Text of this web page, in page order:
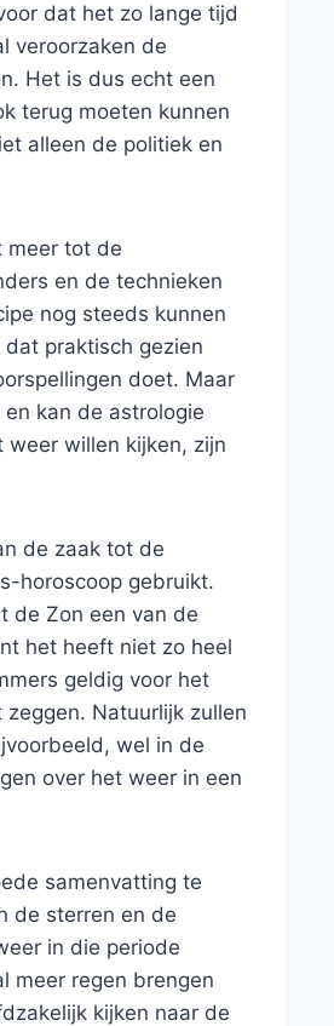
dat het zo lange tijd
veroorzaken de
Het is dus echt een
terug moeten kunnen
alleen de politiek en
meer tot de
en de technieken
nog steeds kunnen
praktisch gezien
doet. Maar
kan de astrologie
willen kijken, zijn
de zaak tot de
horoscoop gebruikt.
de Zon een van de
het heeft niet zo heel
geldig voor het
Natuurlijk zullen
wel in de
over het weer in een
samenvatting te
de sterren en de
in die periode
meer regen brengen
kijken naar de